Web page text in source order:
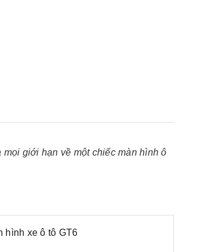
giới hạn về một chiếc màn hình ô
hình xe ô tô GT6